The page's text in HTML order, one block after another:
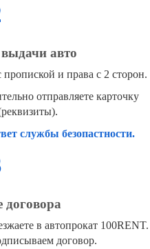
авто
и права с 2 сторон.
отправляете карточку
службы безопастности.
договора
в автопрокат 100RENT.
договор.